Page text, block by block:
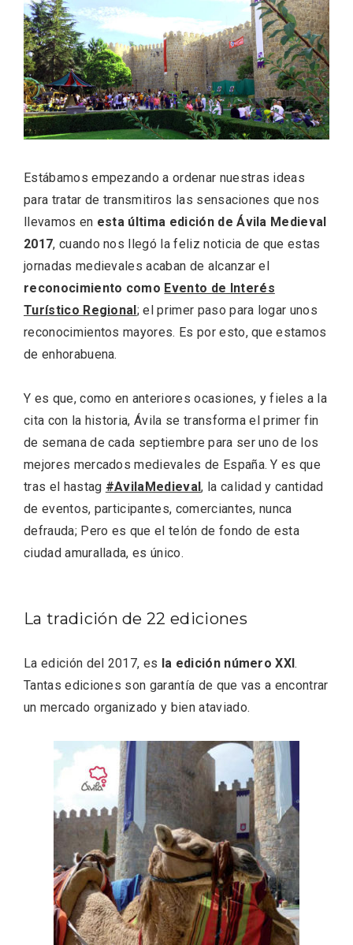
Estábamos empezando a ordenar nuestras ideas
para tratar de transmitiros las sensaciones que nos
llevamos en esta última edición de Ávila Medieval
2017, cuando nos llegó la feliz noticia de que estas
jornadas medievales acaban de alcanzar el
reconocimiento como Evento de Interés
Turístico Regional ; el primer paso para logar unos
reconocimientos mayores. Es por esto, que estamos
de enhorabuena.
Y es que, como en anteriores ocasiones, y fieles a la
cita con la historia, Ávila se transforma el primer fin
de semana de cada septiembre para ser uno de los
mejores mercados medievales de España. Y es que
tras el hastag #AvilaMedieval, la calidad y cantidad
de eventos, participantes, comerciantes, nunca
defrauda; Pero es que el telón de fondo de esta
ciudad amurallada, es único.
La tradición de 22 ediciones
La edición del 2017, es la edición número XXI.
Tantas ediciones son garantía de que vas a encontrar
un mercado organizado y bien ataviado.
ACCEDER
Ultimas entradas
Fiesta de los Fueros 2026 de Sepúlveda
y Feria de Artesanía
Velay, una imagen renovada para el
vermouth de Valladolid